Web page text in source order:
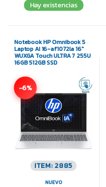
Hay existencias
Notebook HP Omnibook 5
Laptop AI 16-af1072la 16″
WUXGA Touch ULTRA 7 255U
16GB 512GB SSD
-6%
ITEM: 2885
NUEVO